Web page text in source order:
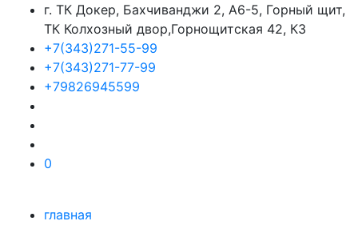
г. ТК Докер, Бахчиванджи 2, А6-5, Горный щит,
ТК Колхозный двор,Горнощитская 42, К3
+7(343)271-55-99
+7(343)271-77-99
+79826945599
0
главная